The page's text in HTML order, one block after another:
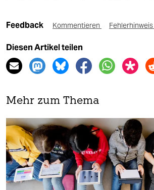
Feedback Kommentieren Fehlerhinweis
Diesen Artikel teilen
Mehr zum Thema